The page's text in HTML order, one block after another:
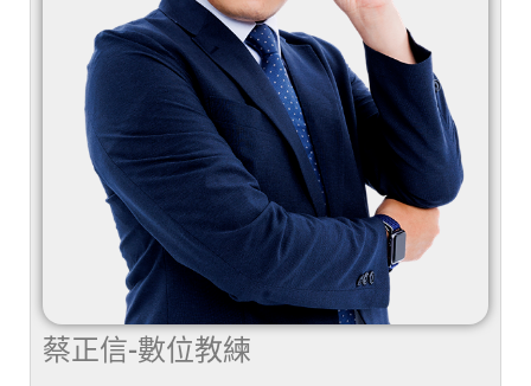
蔡正信-數位教練